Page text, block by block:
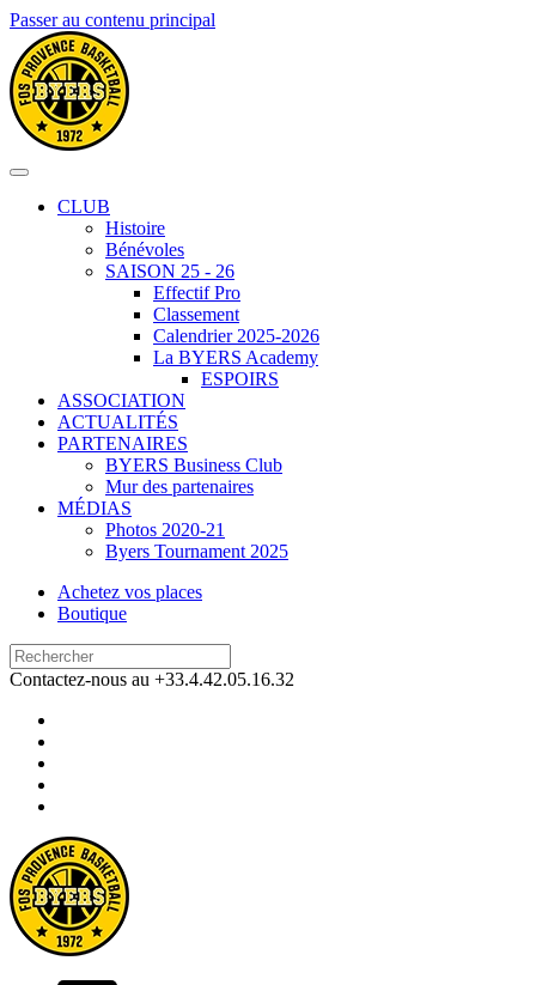
Passer au contenu principal
CLUB
Histoire
Bénévoles
SAISON 25 - 26
Effectif Pro
Classement
Calendrier 2025-2026
La BYERS Academy
ESPOIRS
ASSOCIATION
ACTUALITÉS
PARTENAIRES
BYERS Business Club
Mur des partenaires
MÉDIAS
Photos 2020-21
Byers Tournament 2025
Achetez vos places
Boutique
Contactez-nous au +33.4.42.05.16.32